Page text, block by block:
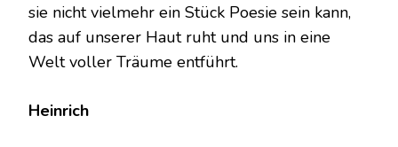
sie nicht vielmehr ein Stück Poesie sein kann,
das auf unserer Haut ruht und uns in eine
Welt voller Träume entführt.
Heinrich